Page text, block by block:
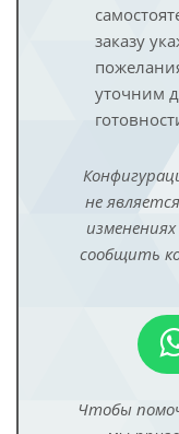
заказу
уточним
не
сообщить
Чтобы